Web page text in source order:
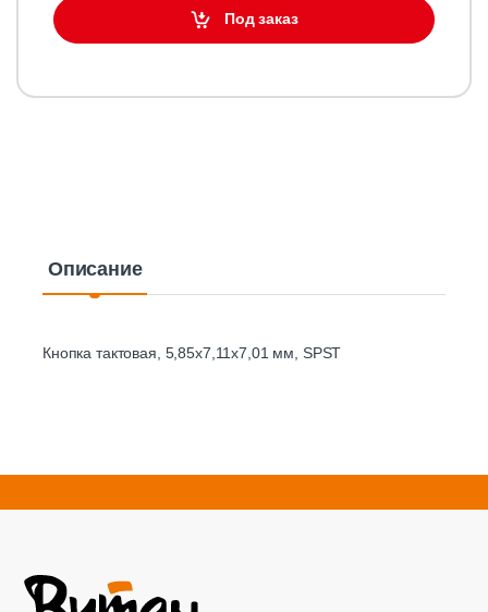
Под заказ
Описание
Кнопка тактовая, 5,85х7,11х7,01 мм, SPST